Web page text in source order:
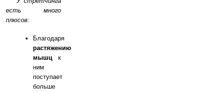
есть много
плюсов:
Благодаря
растяжению
мышц к
ним
поступает
больше